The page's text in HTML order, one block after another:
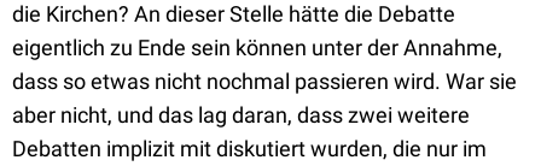
die Kirchen? An dieser Stelle hätte die Debatte
eigentlich zu Ende sein können unter der Annahme,
dass so etwas nicht nochmal passieren wird. War sie
aber nicht, und das lag daran, dass zwei weitere
Debatten implizit mit diskutiert wurden, die nur im